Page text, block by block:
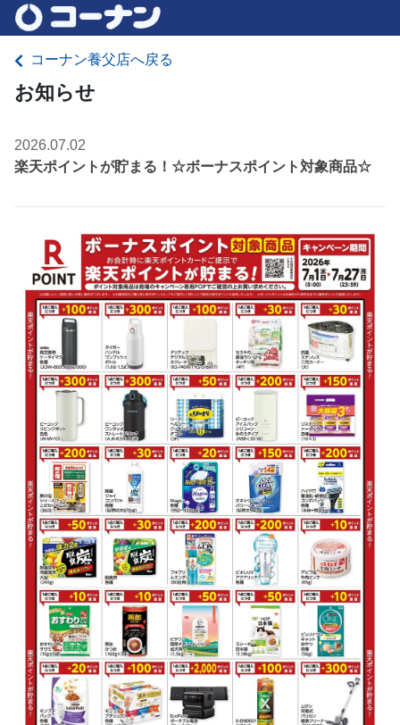
コーナン養父店へ戻る
お知らせ
2026.07.02
楽天ポイントが貯まる！☆ボーナスポイント対象商品☆